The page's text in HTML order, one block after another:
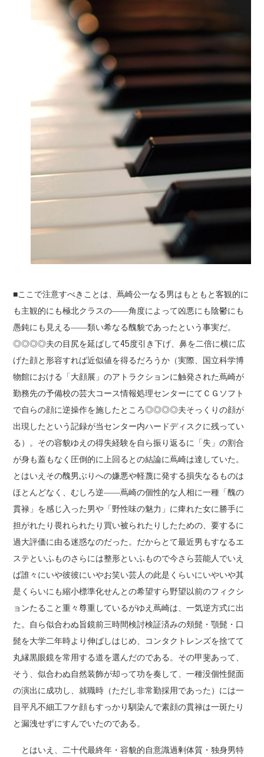
■ここで注意すべきことは、蔦崎公一なる男はもともと客観的に
も主観的にも極北クラスの――角度によって凶悪にも陰鬱にも
愚鈍にも見える――類い希なる醜貌であったという事実だ。
◎◎◎◎夫の目尻を延ばして45度引き下げ、鼻を二倍に横に広
げた顔と形容すれば近似値を得るだろうか（実際、国立科学博
物館における「大顔展」のアトラクションに触発された蔦崎が
勤務先の予備校の芸大コース情報処理センターにてＣＧソフト
で自らの顔に逆操作を施したところ◎◎◎◎夫そっくりの顔が
出現したという記録が当センター内ハードディスクに残ってい
る）。その容貌ゆえの得失経験を自ら振り返るに「失」の割合
が身も蓋もなく圧倒的に上回るとの結論に蔦崎は達していた。
とはいえその醜男ぶりへの嫌悪や軽蔑に発する損失なるものは
ほとんどなく、むしろ逆――蔦崎の個性的な人相に一種「醜の
貫禄」を感じ入った男や「野性味の魅力」に痺れた女に勝手に
担がれたり畏れられたり買い被られたりしたための、要するに
過大評価に由る迷惑なのだった。だからとて最近男もすなるエ
ステといふものさらには整形といふもので今さら芸能人でいえ
ば誰々にいや彼彼にいやお笑い芸人の此是くらいにいやいや其
是くらいにも縮小標準化せんとの希望すら野望以前のフィクシ
ョンたること重々尊重しているがゆえ蔦崎は、一気逆方式に出
た。自ら似合わぬ旨鏡前三時間検討検証済みの頬髭・顎髭・口
髭を大学二年時より伸ばしはじめ、コンタクトレンズを捨てて
丸縁黒眼鏡を常用する道を選んだのである。その甲斐あって、
そう、似合わぬ自然装飾が却って功を奏して、一種没個性髭面
の演出に成功し、就職時（ただし非常勤採用であった）には一
目平凡不細工フケ顔もすっかり馴染んで素顔の貫禄は一斑たり
と漏洩せずにすんでいたのである。
とはいえ、二十代最終年・容貌的自意識過剰体質・独身男特